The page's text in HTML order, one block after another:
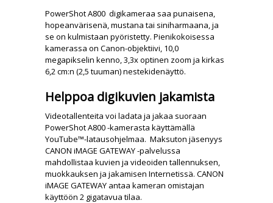
PowerShot A800 digikameraa saa punaisena,
hopeanvärisenä, mustana tai siniharmaana, ja
se on kulmistaan pyöristetty. Pienikokoisessa
kamerassa on Canon-objektiivi, 10,0
megapikselin kenno, 3,3x optinen zoom ja kirkas
6,2 cm:n (2,5 tuuman) nestekidenäyttö.
Helppoa digikuvien jakamista
Videotallenteita voi ladata ja jakaa suoraan
PowerShot A800 -kamerasta käyttämällä
YouTube™-latausohjelmaa. Maksuton jäsenyys
CANON iMAGE GATEWAY -palvelussa
mahdollistaa kuvien ja videoiden tallennuksen,
muokkauksen ja jakamisen Internetissä. CANON
iMAGE GATEWAY antaa kameran omistajan
käyttöön 2 gigatavua tilaa.